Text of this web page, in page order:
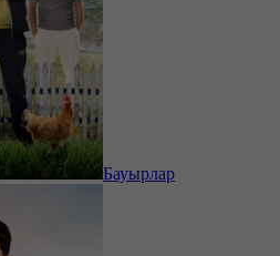
Бауырлар